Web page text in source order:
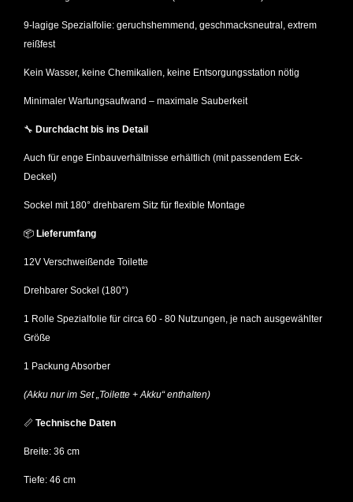
9-lagige Spezialfolie: geruchshemmend, geschmacksneutral, extrem
reißfest
Kein Wasser, keine Chemikalien, keine Entsorgungsstation nötig
Minimaler Wartungsaufwand – maximale Sauberkeit
🔧 Durchdacht bis ins Detail
Auch für enge Einbauverhältnisse erhältlich (mit passendem Eck-
Deckel)
Sockel mit 180° drehbarem Sitz für flexible Montage
📦 Lieferumfang
12V Verschweißende Toilette
Drehbarer Sockel (180°)
1 Rolle Spezialfolie für circa 60 - 80 Nutzungen, je nach ausgewählter
Größe
1 Packung Absorber
(Akku nur im Set „Toilette + Akku“ enthalten)
📏 Technische Daten
Breite: 36 cm
Tiefe: 46 cm